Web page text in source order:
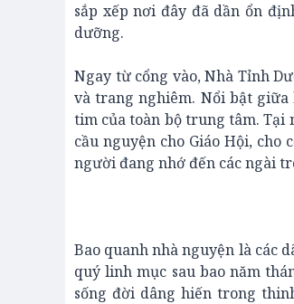
sắp xếp nơi đây đã dần ổn
dưỡng.
Ngay từ cổng vào, Nhà Tỉnh
và trang nghiêm. Nổi bật
tim của toàn bộ trung tâm. Tại
cầu nguyện cho Giáo Hội,
người đang nhớ đến các ngài
Bao quanh nhà nguyện là các
quý linh mục sau bao năm
sống đời dâng hiến trong